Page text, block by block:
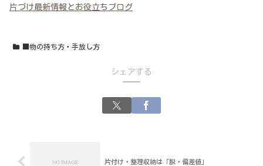
片づけ最新情報とお役立ちブログ
■物の持ち方・手放し方
シェアする
片付け・整理収納は「脱・偏差値」